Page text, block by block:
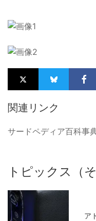
関連リンク
サードペディア百科事
トピックス（そ
ア